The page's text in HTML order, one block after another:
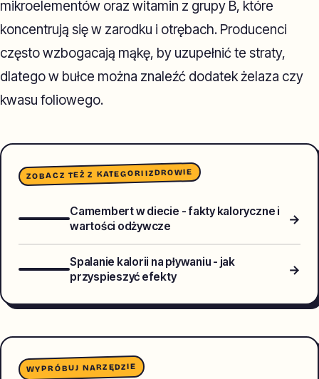
mikroelementów oraz witamin z grupy B, które
koncentrują się w zarodku i otrębach. Producenci
często wzbogacają mąkę, by uzupełnić te straty,
dlatego w bułce można znaleźć dodatek żelaza czy
kwasu foliowego.
ZOBACZ TEŻ Z KATEGORIIZDROWIE
Camembert w diecie - fakty kaloryczne i
wartości odżywcze
→
Spalanie kalorii na pływaniu - jak
przyspieszyć efekty
→
WYPRÓBUJ NARZĘDZIE